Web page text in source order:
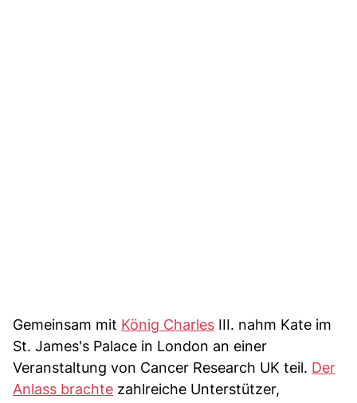
Gemeinsam mit König Charles III. nahm Kate im
St. James's Palace in London an einer
Veranstaltung von Cancer Research UK teil. Der
Anlass brachte zahlreiche Unterstützer,